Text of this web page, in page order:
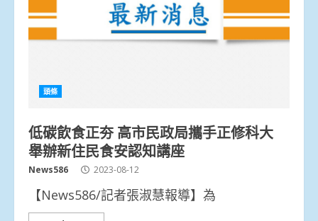
頭條
低碳飲食正夯 高市民政局攜手正修科大
舉辦新住民食安認知講座
News586 2023-08-12
【News586/記者張淑慧報導】為